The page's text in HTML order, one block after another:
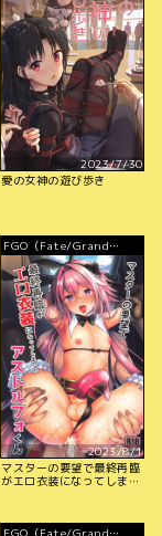
2023/7/30
愛の女神の遊び歩き
FGO（Fate/Grand
Order）
2023/8/1
マスターの要望で最終再臨
がエロ衣装になってしまっ